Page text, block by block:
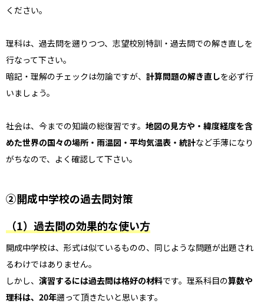
ください。
理科は、過去問を遡りつつ、志望校別特訓・過去問での解き直しを
行なって下さい。
暗記・理解のチェックは勿論ですが、 計算問題の解き直しを必ず行
いましょう。
社会は、今までの知識の総復習です。 地図の見方や・緯度経度を含
めた世界の国々の場所・雨温図・平均気温表・統計など手薄になり
がちなので、よく確認して下さい。
②開成中学校の過去問対策
（1）過去問の効果的な使い方
開成中学校は、形式は似ているものの、同じような問題が出題され
るわけではありません。
しかし、 演習するには過去問は格好の材料です。理系科目の算数や
理科は、20年遡って頂きたいと思います。